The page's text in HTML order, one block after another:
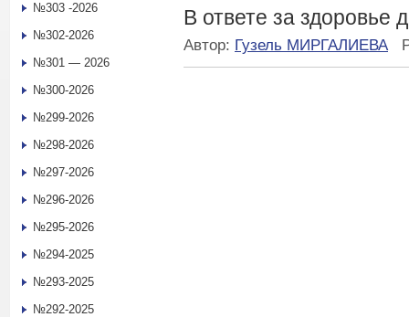
В ответе за здоровье
Автор: Гузель МИРГАЛИЕВА
№303 -2026
№302-2026
№301 — 2026
№300-2026
№299-2026
№298-2026
№297-2026
№296-2026
№295-2026
№294-2025
№293-2025
№292-2025